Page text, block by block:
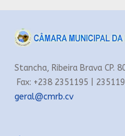
Stancha, Ribeira Brava CP.
Fax: +238 2351195 |
geral@cmrb.cv